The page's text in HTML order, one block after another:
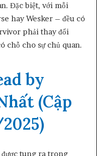
Đặc biệt, với mỗi
hay Wesker – đều có
phải thay đổi
chỗ cho sự chủ quan.
by
(Cập
tung ra trong